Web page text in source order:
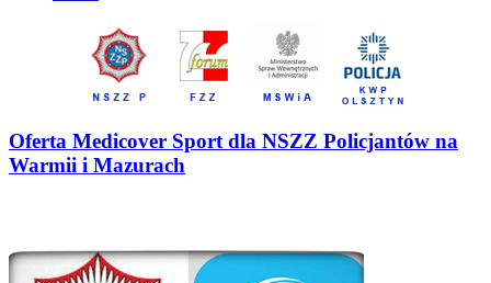
Oferta Medicover Sport dla NSZZ Policjantów na
Warmii i Mazurach